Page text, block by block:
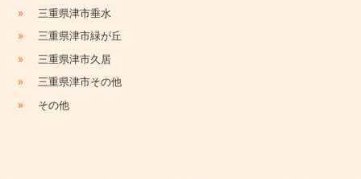
» 三重県津市垂水
» 三重県津市緑が丘
» 三重県津市久居
» 三重県津市その他
» その他